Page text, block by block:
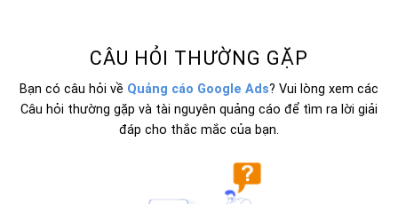
CÂU HỎI THƯỜNG GẶP
Bạn có câu hỏi về Quảng cáo Google Ads? Vui lòng xem các
Câu hỏi thường gặp và tài nguyên quảng cáo để tìm ra lời giải
đáp cho thắc mắc của bạn.